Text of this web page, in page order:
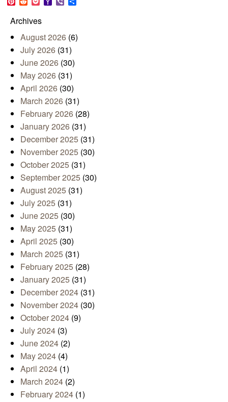
Mail
Archives
August 2026 (6)
July 2026 (31)
June 2026 (30)
May 2026 (31)
April 2026 (30)
March 2026 (31)
February 2026 (28)
January 2026 (31)
December 2025 (31)
November 2025 (30)
October 2025 (31)
September 2025 (30)
August 2025 (31)
July 2025 (31)
June 2025 (30)
May 2025 (31)
April 2025 (30)
March 2025 (31)
February 2025 (28)
January 2025 (31)
December 2024 (31)
November 2024 (30)
October 2024 (9)
July 2024 (3)
June 2024 (2)
May 2024 (4)
April 2024 (1)
March 2024 (2)
February 2024 (1)